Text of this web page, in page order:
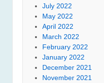
July 2022
May 2022
April 2022
March 2022
February 2022
January 2022
December 2021
November 2021